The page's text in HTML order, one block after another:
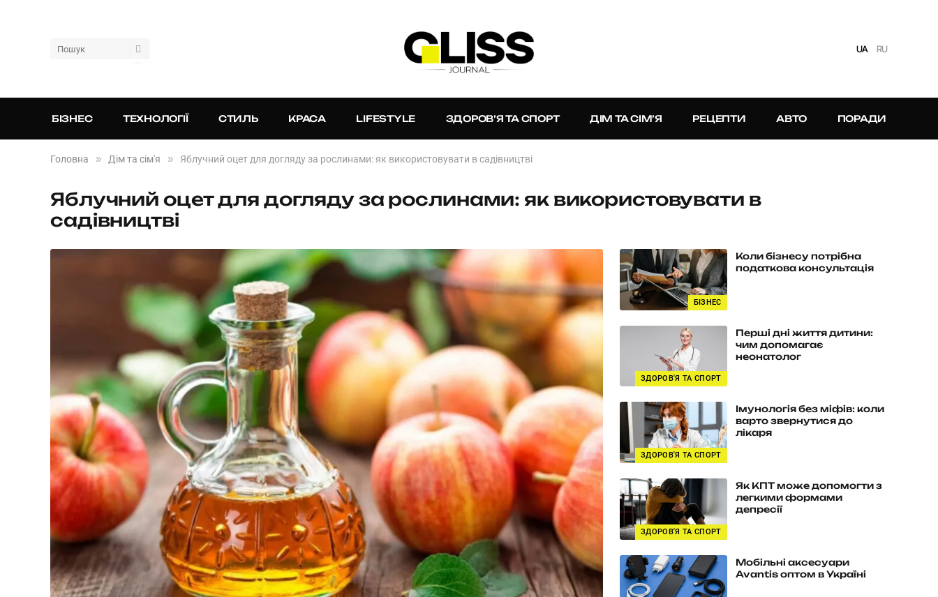
UA RU
БІЗНЕС ТЕХНОЛОГІЇ СТИЛЬ КРАСА LIFESTYLE ЗДОРОВ’Я ТА СПОРТ ДІМ ТА СІМ’Я РЕЦЕПТИ АВТО ПОРАДИ
Головна » Дім та сім'я » Яблучний оцет для догляду за рослинами: як використовувати в садівництві
Яблучний оцет для догляду за рослинами: як використовувати в
садівництві
БІЗНЕС
Коли бізнесу потрібна
податкова консультація
ЗДОРОВ'Я ТА СПОРТ
Перші дні життя дитини:
чим допомагає
неонатолог
ЗДОРОВ'Я ТА СПОРТ
Імунологія без міфів: коли
варто звернутися до
лікаря
ЗДОРОВ'Я ТА СПОРТ
Як КПТ може допомогти з
легкими формами
депресії
Мобільні аксесуари
Avantis оптом в Україні